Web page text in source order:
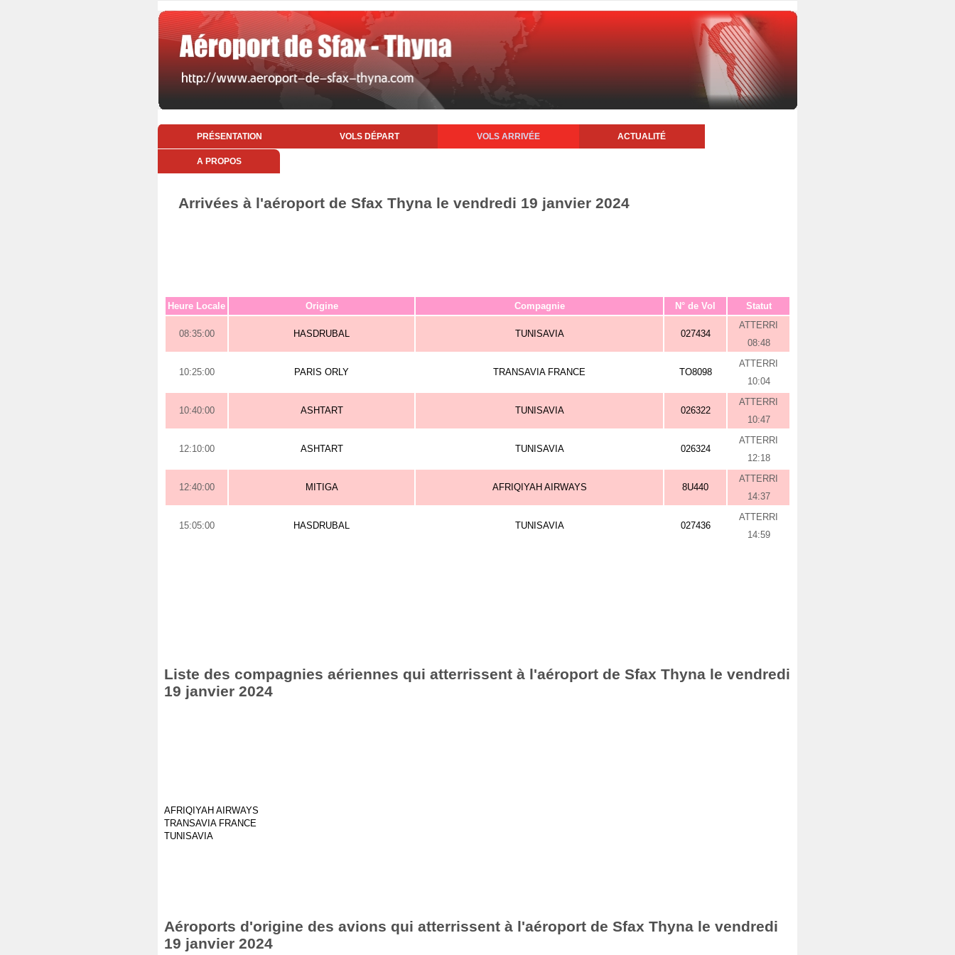
PRÉSENTATION VOLS DÉPART VOLS ARRIVÉE ACTUALITÉ
A PROPOS
Arrivées à l'aéroport de Sfax Thyna le vendredi 19 janvier 2024
Heure Locale Origine Compagnie N° de Vol Statut
08:35:00 HASDRUBAL TUNISAVIA 027434
ATTERRI
08:48
10:25:00 PARIS ORLY TRANSAVIA FRANCE TO8098
ATTERRI
10:04
10:40:00 ASHTART TUNISAVIA 026322
ATTERRI
10:47
12:10:00 ASHTART TUNISAVIA 026324
ATTERRI
12:18
12:40:00 MITIGA AFRIQIYAH AIRWAYS 8U440
ATTERRI
14:37
15:05:00 HASDRUBAL TUNISAVIA 027436
ATTERRI
14:59
Liste des compagnies aériennes qui atterrissent à l'aéroport de Sfax Thyna le vendredi
19 janvier 2024
AFRIQIYAH AIRWAYS
TRANSAVIA FRANCE
TUNISAVIA
Aéroports d'origine des avions qui atterrissent à l'aéroport de Sfax Thyna le vendredi
19 janvier 2024